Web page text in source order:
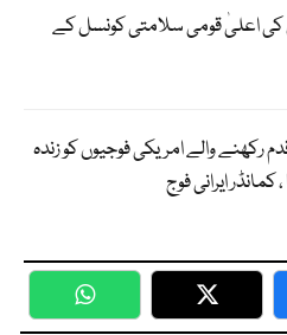
کی اعلیٰ قومی سلامتی کونسل کے
رکھنے والے امریکی فوجیوں کو زندہ
ایرانی فوج
WhatsApp Twitter